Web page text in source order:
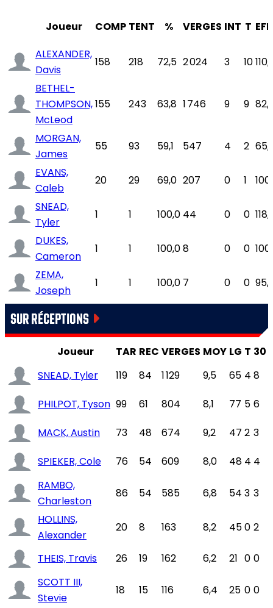
Joueur COMPTENT % VERGES INT T
ALEXANDER,
Davis
158 218 72,5 2 024 3 10
BETHEL-
THOMPSON,
McLeod
155 243 63,8 1 746 9 9 82,1
MORGAN,
James
55 93 59,1 547 4 2 65,1
EVANS,
Caleb
20 29 69,0 207 0 1
SNEAD,
Tyler
1 1 100,044 0 0
DUKES,
Cameron
1 1 100,08 0 0
ZEMA,
Joseph
1 1 100,07 0 0
SUR RÉCEPTIONS
Joueur TAR RECVERGES MOYLG T 30
SNEAD, Tyler 119 84 1 129 9,5 65 48
PHILPOT, Tyson 99 61 804 8,1 77 56
MACK, Austin
73 48 674 9,2 472 3
SPIEKER, Cole
76 54 609 8,0 484 4
RAMBO,
Charleston
86 54 585 6,8 543 3
HOLLINS,
Alexander
20 8 163 8,2 4502
THEIS, Travis
26 19 162 6,2 21 00
SCOTT III,
Stevie
18 15 116 6,4 25 00